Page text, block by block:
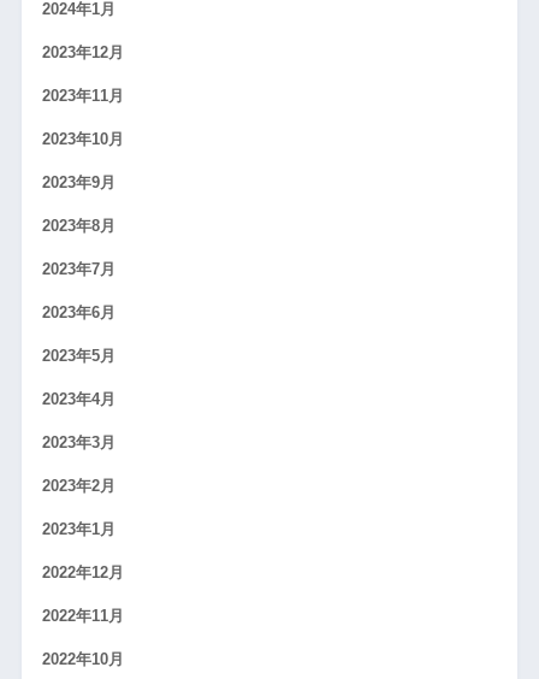
2024年1月
2023年12月
2023年11月
2023年10月
2023年9月
2023年8月
2023年7月
2023年6月
2023年5月
2023年4月
2023年3月
2023年2月
2023年1月
2022年12月
2022年11月
2022年10月